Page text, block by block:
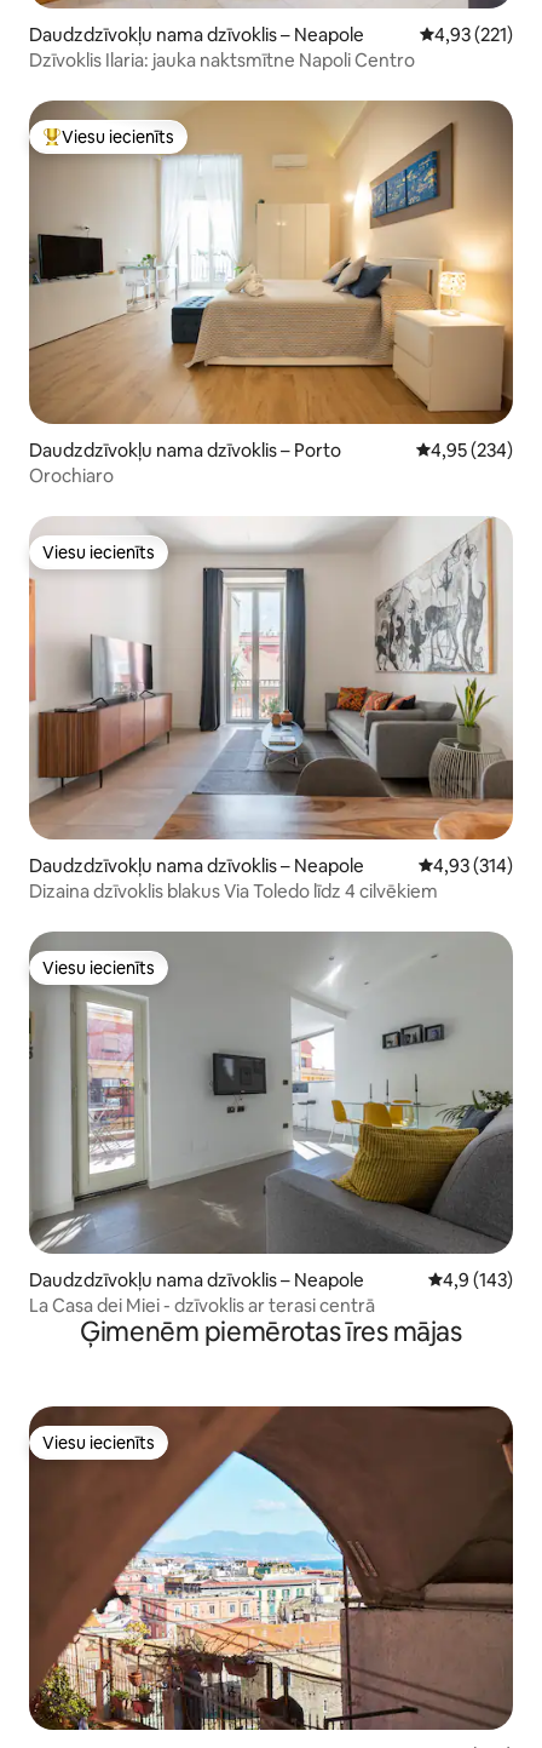
Daudzdzīvokļu nama dzīvoklis – Neapole Vidējais
4,93 (221)
Dzīvoklis Ilaria: jauka naktsmītne Napoli Centro
Populārs viesu iecienīts mājoklis
Viesu iecienīts
Daudzdzīvokļu nama dzīvoklis – Porto Vidējais
4,95 (234)
Orochiaro
Viesu iecienīts
Viesu iecienīts
Daudzdzīvokļu nama dzīvoklis – Neapole Vidējais
4,93 (314)
Dizaina dzīvoklis blakus Via Toledo līdz 4 cilvēkiem
Viesu iecienīts
Viesu iecienīts
Daudzdzīvokļu nama dzīvoklis – Neapole Vidējais
4,9 (143)
La Casa dei Miei - dzīvoklis ar terasi centrā
Ģimenēm piemērotas īres mājas
Viesu iecienīts
Viesu iecienīts